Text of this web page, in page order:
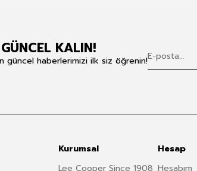
KALIN!
güncel haberlerimizi ilk siz öğrenin!
Kurumsal
Lee Cooper Since 1908
Hesap
Hesabım